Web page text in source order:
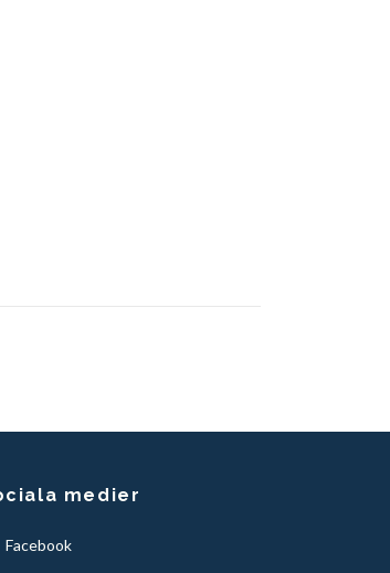
medier
Facebook